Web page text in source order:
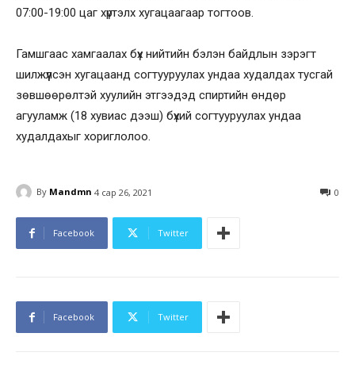
07:00-19:00 цаг хүртэлх хугацаагаар тогтоов.
Гамшгаас хамгаалах бүх нийтийн бэлэн байдлын зэрэгт
шилжүүлсэн хугацаанд согтууруулах ундаа худалдах тусгай
зөвшөөрөлтэй хуулийн этгээдэд спиртийн өндөр
агууламж (18 хувиас дээш) бүхий согтууруулах ундаа
худалдахыг хориглолоо.
By Mandmn 4 сар 26, 2021 0
Facebook Twitter
Facebook Twitter